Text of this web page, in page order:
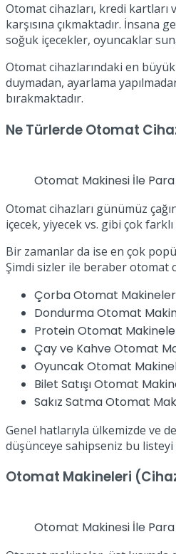
Otomat cihazları, kredi
karşısına çıkmaktadır. İnsana
soğuk içecekler, oyuncaklar
Otomat cihazlarındaki en
duymadan, ayarlama
bırakmaktadır.
Ne Türlerde Otomat
Otomat Makinesi İle
Otomat cihazları günümüz
içecek, yiyecek vs. gibi çok
Bir zamanlar da ise en çok
Şimdi sizler ile beraber otomat
Çorba Otomat
Dondurma Otomat
Protein Otomat
Çay ve Kahve Otomat
Oyuncak Otomat
Bilet Satışı Otomat
Sakız Satma Otomat
Genel hatlarıyla ülkemizde ve
düşünceye sahipseniz bu
Otomat Makineleri
Otomat Makinesi İle